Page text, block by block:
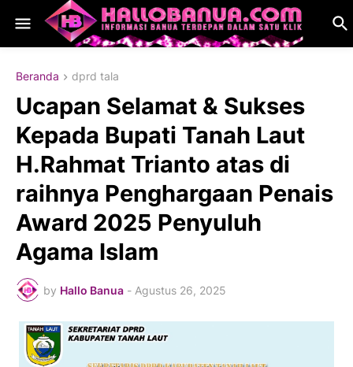
Beranda dprd tala
Ucapan Selamat & Sukses
Kepada Bupati Tanah Laut
H.Rahmat Trianto atas di
raihnya Penghargaan Penais
Award 2025 Penyuluh
Agama Islam
by Hallo Banua - Agustus 26, 2025